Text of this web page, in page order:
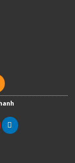
8 Loa Array